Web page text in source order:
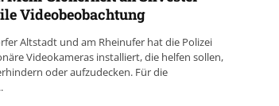
Videobeobachtung
Altstadt und am Rheinufer hat die Polizei
Videokameras installiert, die helfen sollen,
oder aufzudecken. Für die